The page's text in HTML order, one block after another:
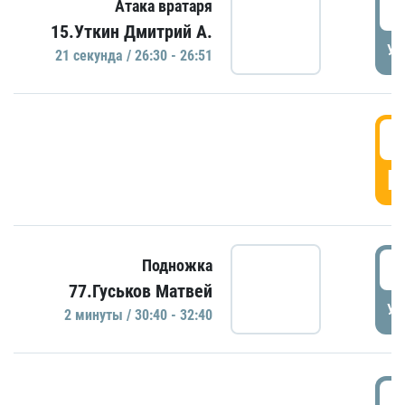
Атака вратаря
15.Уткин Дмитрий А.
21 секундa / 26:30 - 26:51
Подножка
77.Гуськов Матвей
2 минуты / 30:40 - 32:40